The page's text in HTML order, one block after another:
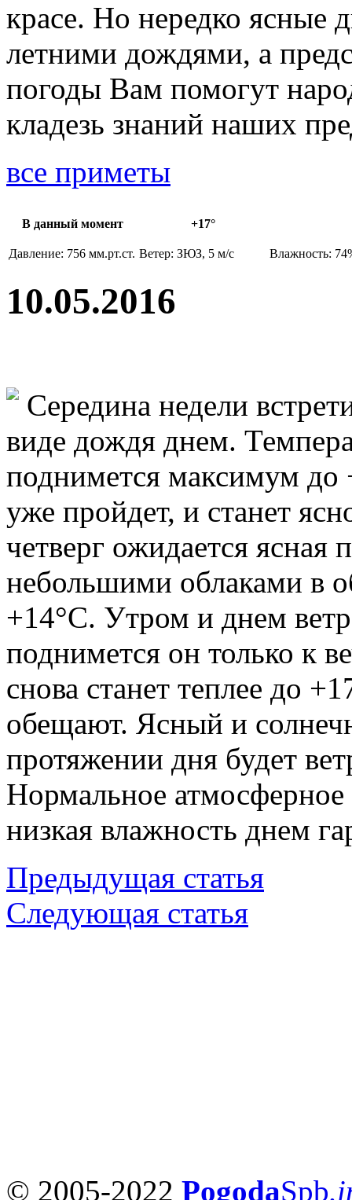
красе. Но нередко ясные
летними дождями, а
погоды Вам помогут
кладезь знаний наших
все приметы
В данный момент +17°
Давление: 756 мм.рт.ст. Ветер: ЗЮЗ, 5 м/с Влажность:
10.05.2016
Середина недели
виде дождя днем.
поднимется максимум до
уже пройдет, и станет
четверг ожидается ясная
небольшими облаками в
+14°C. Утром и днем
поднимется он только к
снова станет теплее до
обещают. Ясный и
протяжении дня будет
Нормальное атмосферное
низкая влажность днем
Предыдущая статья
Следующая статья
© 2005-2022 PogodaSpb